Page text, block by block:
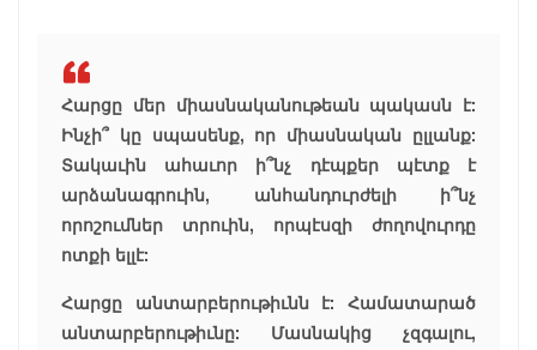
Հարցը մեր միասնականութեան պակասն է:
Ինչի՞ կը սպասենք, որ միասնական ըլլանք:
Տակաւին ահաւոր ի՞նչ դէպքեր պէտք է
արձանագրուին, անհանդուրժելի ի՞նչ
որոշումներ տրուին, որպէսզի ժողովուրդը
ոտքի ելլէ:
Հարցը անտարբերութիւնն է: Համատարած
անտարբերութիւնը: Մասնակից չզգալու,